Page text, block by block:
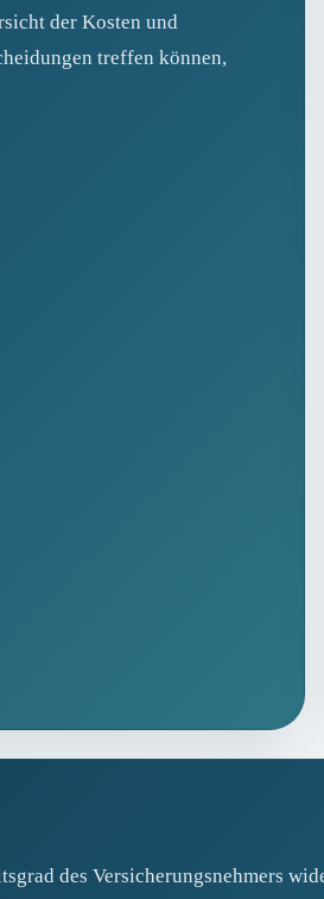
der Kosten und
treffen können,
des Versicherungsnehmers